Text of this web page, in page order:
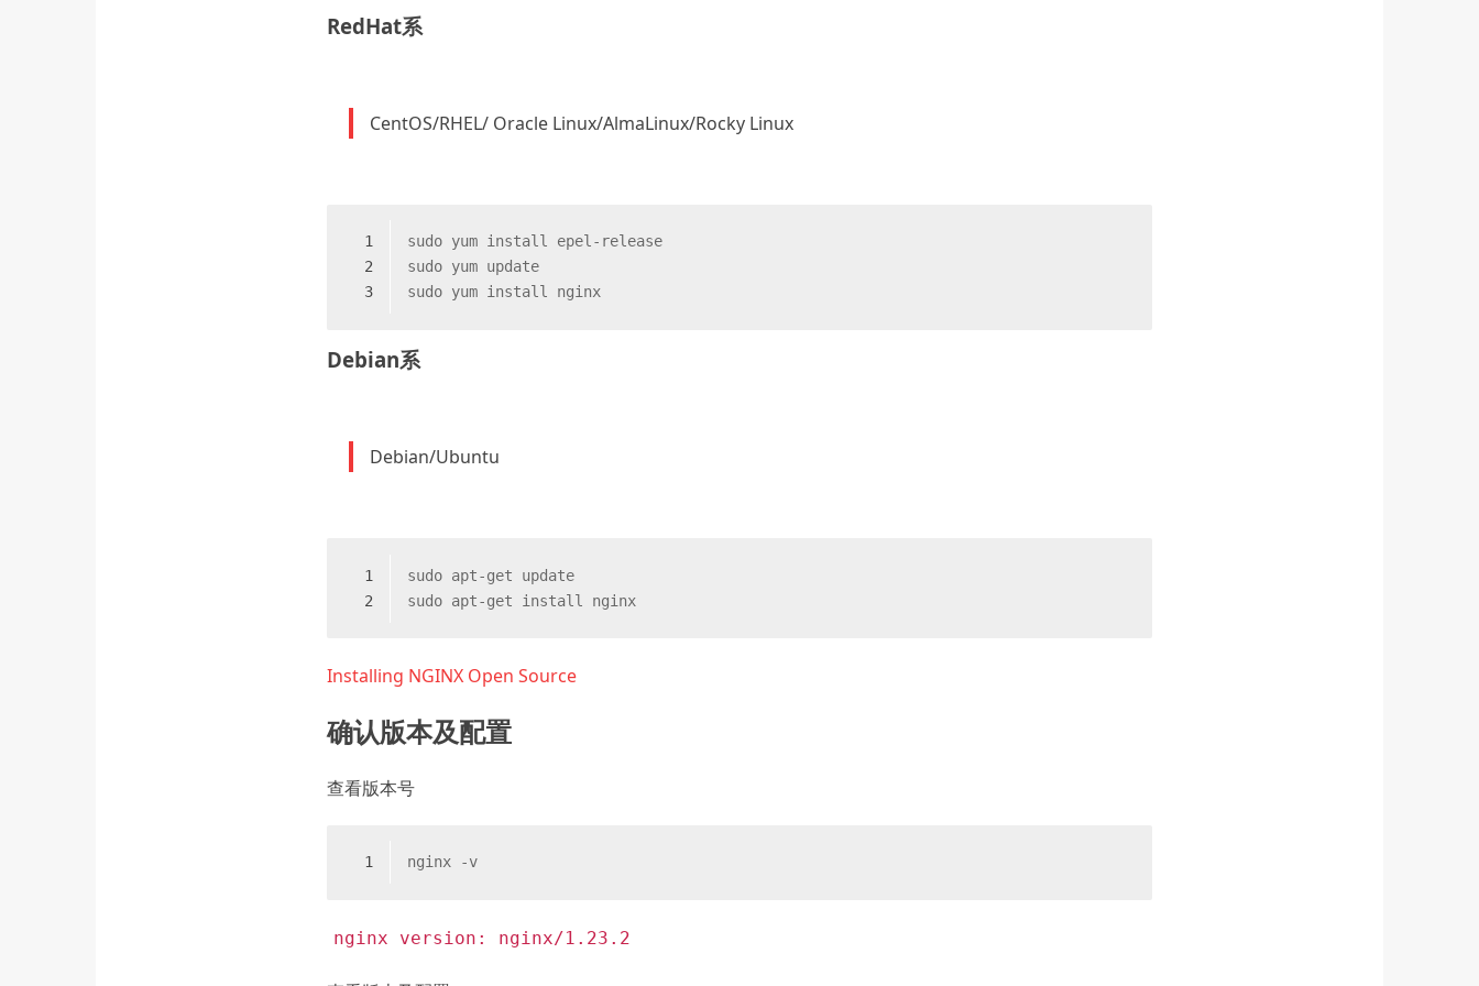
RedHat系
CentOS/RHEL/ Oracle Linux/AlmaLinux/Rocky Linux
1
2
3
sudo yum install epel-release
sudo yum update
sudo yum install nginx
Debian系
Debian/Ubuntu
1
2
sudo apt-get update
sudo apt-get install nginx
Installing NGINX Open Source
确认版本及配置
查看版本号
1 nginx -v
nginx version: nginx/1.23.2